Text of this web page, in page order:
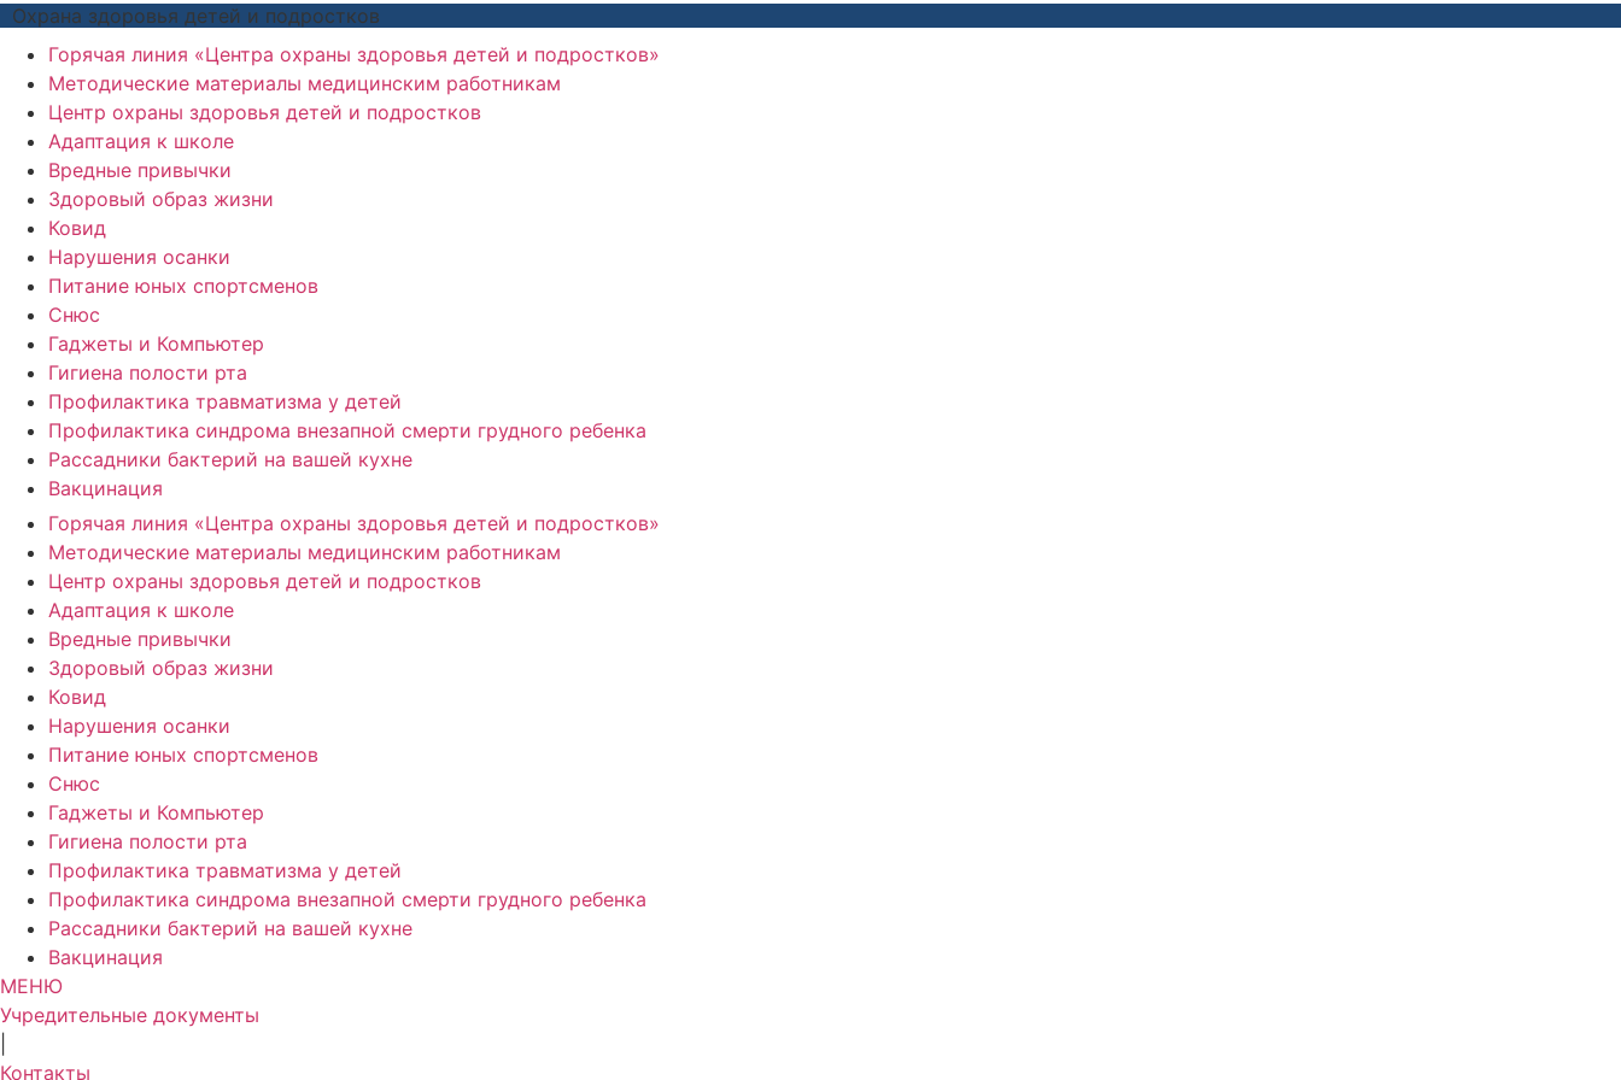
Охрана здоровья детей и подростков
Горячая линия «Центра охраны здоровья детей и подростков»
Методические материалы медицинским работникам
Центр охраны здоровья детей и подростков
Адаптация к школе
Вредные привычки
Здоровый образ жизни
Ковид
Нарушения осанки
Питание юных спортсменов
Снюс
Гаджеты и Компьютер
Гигиена полости рта
Профилактика травматизма у детей
Профилактика синдрома внезапной смерти грудного ребенка
Рассадники бактерий на вашей кухне
Вакцинация
Горячая линия «Центра охраны здоровья детей и подростков»
Методические материалы медицинским работникам
Центр охраны здоровья детей и подростков
Адаптация к школе
Вредные привычки
Здоровый образ жизни
Ковид
Нарушения осанки
Питание юных спортсменов
Снюс
Гаджеты и Компьютер
Гигиена полости рта
Профилактика травматизма у детей
Профилактика синдрома внезапной смерти грудного ребенка
Рассадники бактерий на вашей кухне
Вакцинация
МЕНЮ
Учредительные документы
Контакты